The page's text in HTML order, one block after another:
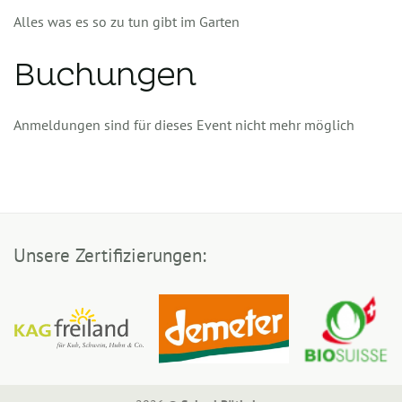
Alles was es so zu tun gibt im Garten
Buchungen
Anmeldungen sind für dieses Event nicht mehr möglich
Unsere Zertifizierungen: